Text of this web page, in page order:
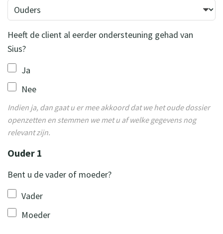
Heeft de client al eerder ondersteuning gehad van
Sius?
Ja
Nee
Indien ja, dan gaat u er mee akkoord dat we het oude dossier
openzetten en stemmen we met u af welke gegevens nog
relevant zijn.
Ouder 1
Bent u de vader of moeder?
Vader
Moeder